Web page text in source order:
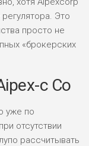
2
Это
просто не
«брокерских
c Co
уже по
отсутствии
рассчитывать